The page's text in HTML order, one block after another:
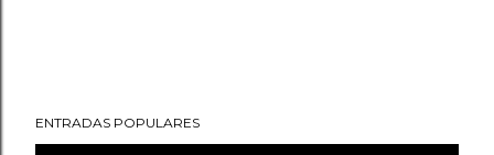
ENTRADAS POPULARES